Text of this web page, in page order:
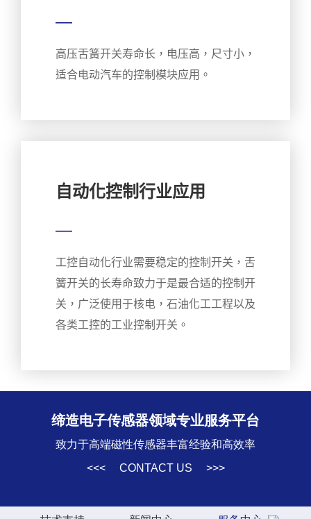
—
高压舌簧开关寿命长，电压高，尺寸小，
适合电动汽车的控制模块应用。
自动化控制行业应用
—
工控自动化行业需要稳定的控制开关，舌
簧开关的长寿命致力于是最合适的控制开
关，广泛使用于核电，石油化工工程以及
各类工控的工业控制开关。
缔造电子传感器领域专业服务平台
致力于高端磁性传感器丰富经验和高效率
<<< CONTACT US >>>